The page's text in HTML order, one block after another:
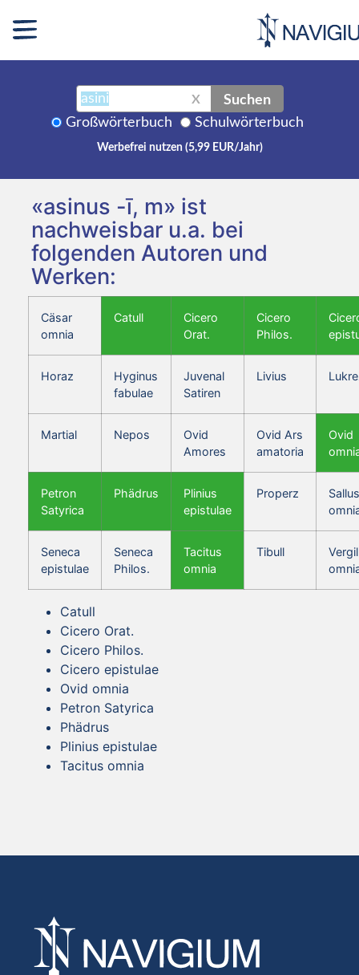
X Suchen
Großwörterbuch Schulwörterbuch
Werbefrei nutzen (5,99 EUR/Jahr)
«asinus -ī, m» ist
nachweisbar u.a. bei
folgenden Autoren und
Werken:
Cäsar
omnia
Catull
Cicero
Orat.
Cicero
Philos.
Horaz
Hyginus
fabulae
Juvenal
Satiren
Livius
Martial Nepos
Ovid
Amores
Ovid Ars
amatoria
Ovid
Petron
Satyrica
Phädrus
Plinius
epistulae
Properz
Seneca
epistulae
Seneca
Philos.
Tacitus
omnia
Tibull
Vergil
Catull
Cicero Orat.
Cicero Philos.
Cicero epistulae
Ovid omnia
Petron Satyrica
Phädrus
Plinius epistulae
Tacitus omnia